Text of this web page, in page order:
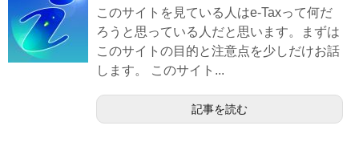
このサイトを見ている人はe-Taxって何だ
ろうと思っている人だと思います。まずは
このサイトの目的と注意点を少しだけお話
します。 このサイト...
記事を読む